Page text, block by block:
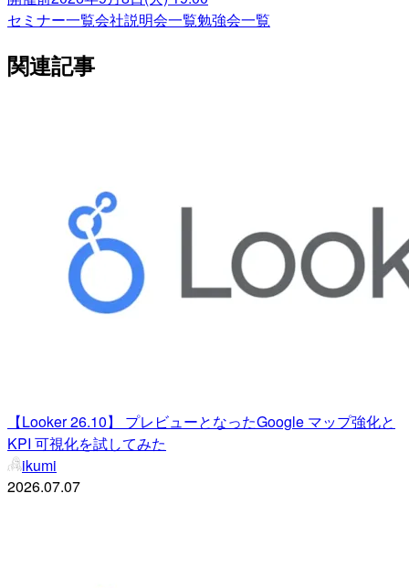
セミナー一覧会社説明会一覧勉強会一覧
関連記事
【Looker 26.10】 プレビューとなったGoogle マップ強化と
KPI 可視化を試してみた
ikumi
2026.07.07